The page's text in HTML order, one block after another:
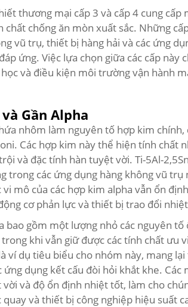
thương mại cấp 3 và cấp 4 cung cấp
chất chống ăn mòn xuất sắc. Những
vũ trụ, thiết bị hàng hải và các ứng
ứng. Việc lựa chọn giữa các cấp này
và điều kiện môi trường vận hành
Gần Alpha
nhôm làm nguyên tố hợp kim chính,
Các hợp kim này thể hiện tính chất
và đặc tính hàn tuyệt vời. Ti-5Al-
trong các ứng dụng hàng không vũ
mô của các hợp kim alpha vẫn ổn
cơ phản lực và thiết bị trao đổi
bao gồm một lượng nhỏ các nguyên
khi vẫn giữ được các tính chất ưu
ví dụ tiêu biểu cho nhóm này, mang
ứng dụng kết cấu đòi hỏi khắt khe. Các
và độ ổn định nhiệt tốt, làm cho
quay và thiết bị công nghiệp hiệu suất